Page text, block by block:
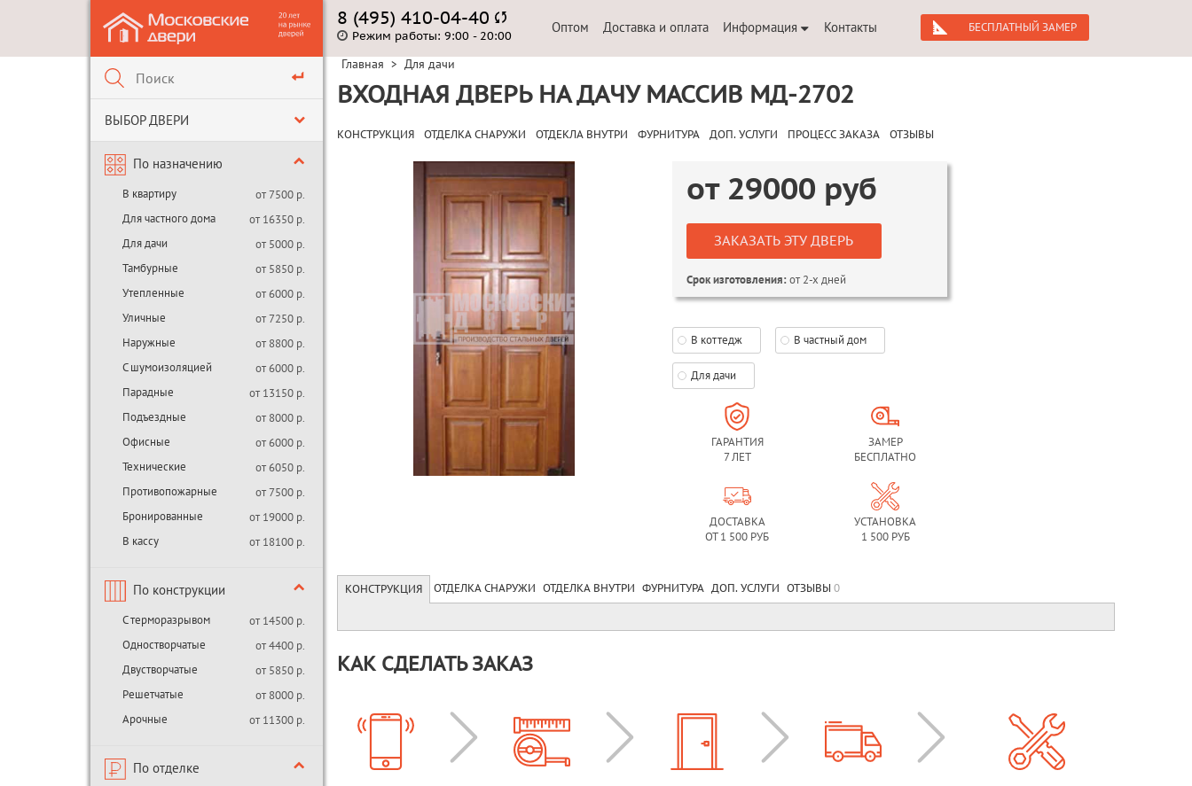
ВЫБОР ДВЕРИ
По назначению
В квартиру
от 7500 р.
Для частного дома
от 16350 р.
Для дачи
от 5000 р.
Тамбурные
от 5850 р.
Утепленные
от 6000 р.
Уличные
от 7250 р.
Наружные
от 8800 р.
С шумоизоляцией
от 6000 р.
Парадные
от 13150 р.
Подъездные
от 8000 р.
Офисные
от 6000 р.
Технические
от 6050 р.
Противопожарные
от 7500 р.
Бронированные
от 19000 р.
В кассу
от 18100 р.
По конструкции
С терморазрывом
от 14500 р.
Одностворчатые
от 4400 р.
Двустворчатые
от 5850 р.
Решетчатые
от 8000 р.
Арочные
от 11300 р.
По отделке
8 (495) 410-04-40
Режим работы: 9:00 - 20:00
Оптом Доставка и оплата Информация Контакты БЕСПЛАТНЫЙ ЗАМЕР
Главная > Для дачи
ВХОДНАЯ ДВЕРЬ НА ДАЧУ МАССИВ МД-2702
КОНСТРУКЦИЯ ОТДЕЛКА СНАРУЖИ ОТДЕКЛА ВНУТРИ ФУРНИТУРА ДОП. УСЛУГИ ПРОЦЕСС ЗАКАЗА ОТЗЫВЫ
от 29000 руб
ЗАКАЗАТЬ ЭТУ ДВЕРЬ
Срок изготовления:от 2-х дней
В коттедж В частный дом
Для дачи
ГАРАНТИЯ
7 ЛЕТ
ЗАМЕР
БЕСПЛАТНО
ДОСТАВКА
ОТ 1 500 РУБ
УСТАНОВКА
1 500 РУБ
КОНСТРУКЦИЯ ОТДЕЛКА СНАРУЖИ ОТДЕЛКА ВНУТРИ ФУРНИТУРА ДОП. УСЛУГИ ОТЗЫВЫ 0
КАК СДЕЛАТЬ ЗАКАЗ